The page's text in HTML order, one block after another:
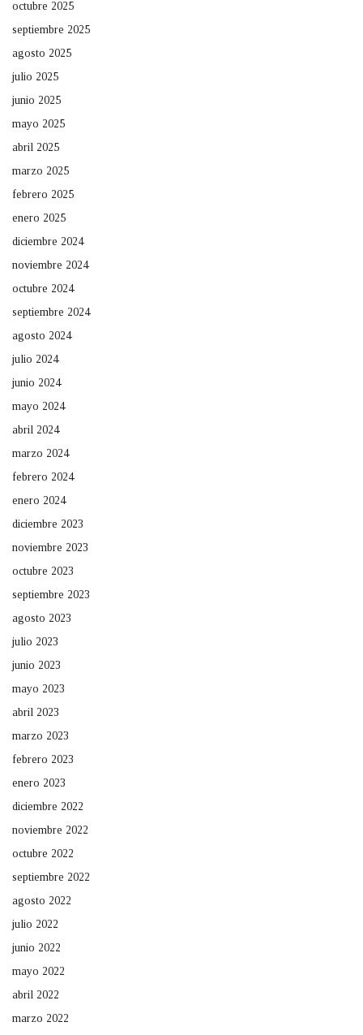
octubre 2025
septiembre 2025
agosto 2025
julio 2025
junio 2025
mayo 2025
abril 2025
marzo 2025
febrero 2025
enero 2025
diciembre 2024
noviembre 2024
octubre 2024
septiembre 2024
agosto 2024
julio 2024
junio 2024
mayo 2024
abril 2024
marzo 2024
febrero 2024
enero 2024
diciembre 2023
noviembre 2023
octubre 2023
septiembre 2023
agosto 2023
julio 2023
junio 2023
mayo 2023
abril 2023
marzo 2023
febrero 2023
enero 2023
diciembre 2022
noviembre 2022
octubre 2022
septiembre 2022
agosto 2022
julio 2022
junio 2022
mayo 2022
abril 2022
marzo 2022